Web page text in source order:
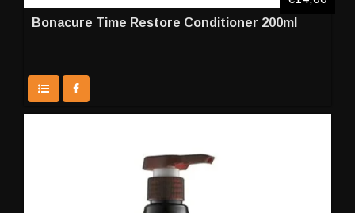
Bonacure Time Restore Conditioner 200ml